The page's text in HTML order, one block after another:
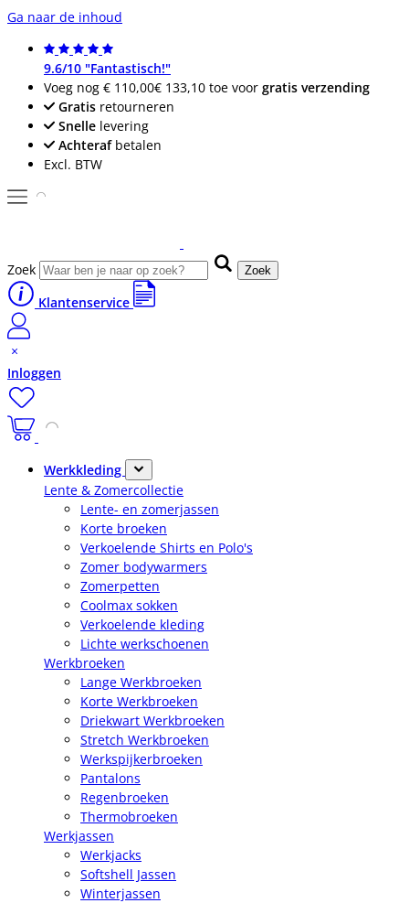
Ga naar de inhoud
9.6/10 "Fantastisch!"
Voeg nog € 110,00€ 133,10 toe voor gratis verzending
Gratis retourneren
Snelle levering
Achterafbetalen
Excl. BTW
Zoek Zoek
Klantenservice
Inloggen
Werkkleding
Lente & Zomercollectie
Lente- en zomerjassen
Korte broeken
Verkoelende Shirts en Polo's
Zomer bodywarmers
Zomerpetten
Coolmax sokken
Verkoelende kleding
Lichte werkschoenen
Werkbroeken
Lange Werkbroeken
Korte Werkbroeken
Driekwart Werkbroeken
Stretch Werkbroeken
Werkspijkerbroeken
Pantalons
Regenbroeken
Thermobroeken
Werkjassen
Werkjacks
Softshell Jassen
Winterjassen